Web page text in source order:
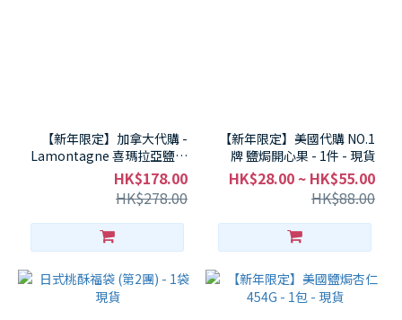
【新年限定】加拿大代購 -
Lamontagne 喜瑪拉亞鹽牛
奶開心果朱古力 500g - 1包
現貨
HK$178.00
HK$278.00
【新年限定】美國代購 NO.1
牌 鹽焗開心果 - 1件 - 現貨
HK$28.00 ~ HK$55.00
HK$88.00